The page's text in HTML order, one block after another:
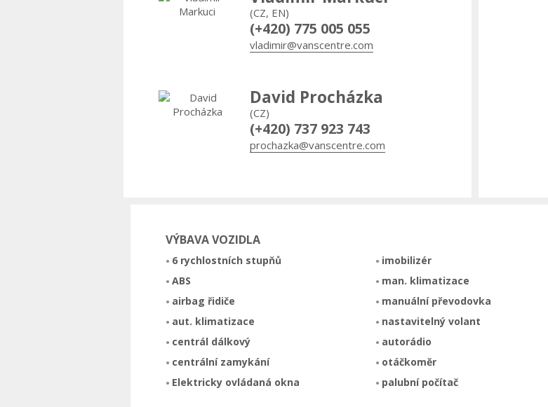
(CZ, EN)
(+420) 775 005 055
vladimir@vanscentre.com
David Procházka
(CZ)
(+420) 737 923 743
prochazka@vanscentre.com
VÝBAVA VOZIDLA
6 rychlostních stupňů
ABS
airbag řidiče
aut. klimatizace
centrál dálkový
centrální zamykání
Elektricky ovládaná okna
imobilizér
man. klimatizace
manuální převodovka
nastavitelný volant
autorádio
otáčkoměr
palubní počítač